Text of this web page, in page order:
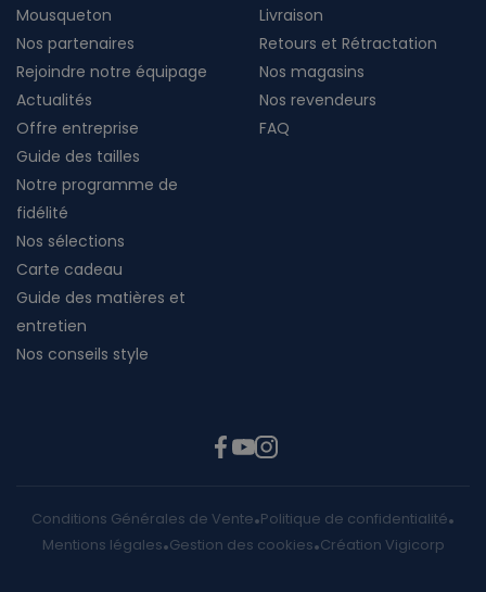
Mousqueton
Nos partenaires
Rejoindre notre équipage
Actualités
Offre entreprise
Livraison
Retours et Rétractation
Nos magasins
Nos revendeurs
FAQ
Guide des tailles
Notre programme de
fidélité
Nos sélections
Carte cadeau
Guide des matières et
entretien
Nos conseils style
Conditions Générales de Vente Politique de confidentialité
Mentions légales Gestion des cookies Création Vigicorp